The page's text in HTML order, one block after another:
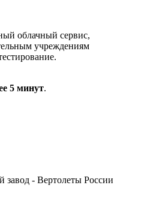
об­лачный сер­вис,
уч­режде­ни­ям
5 ми­нут.
- Вертолеты России